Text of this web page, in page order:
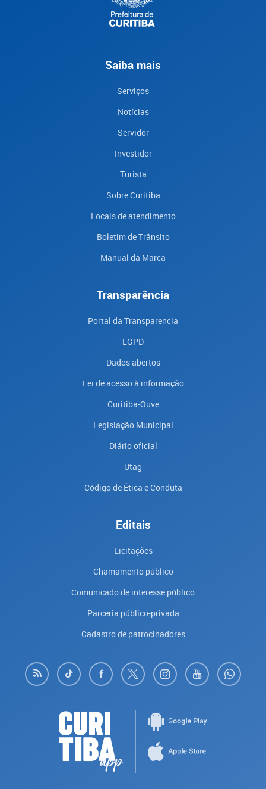
Saiba mais
Serviços
Notícias
Servidor
Investidor
Turista
Sobre Curitiba
Locais de atendimento
Boletim de Trânsito
Manual da Marca
Transparência
Portal da Transparencia
LGPD
Dados abertos
Lei de acesso à informação
Curitiba-Ouve
Legislação Municipal
Diário oficial
Utag
Código de Ética e Conduta
Editais
Licitações
Chamamento público
Comunicado de interesse público
Parceria público-privada
Cadastro de patrocinadores